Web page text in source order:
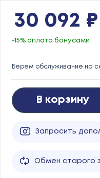
30 092 ₽
-15% оплата бонусами
Берем обслуживание на
В корзину
Запросить
Обмен старого